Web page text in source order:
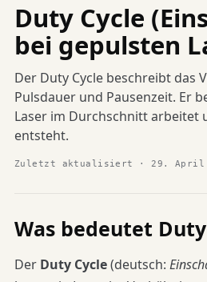
Duty Cycle
bei gepulsten
Der Duty Cycle beschreibt das
Pulsdauer und Pausenzeit. Er
Laser im Durchschnitt arbeitet
entsteht.
Zuletzt aktualisiert · 29. April
Was bedeutet
Der Duty Cycle(deutsch: